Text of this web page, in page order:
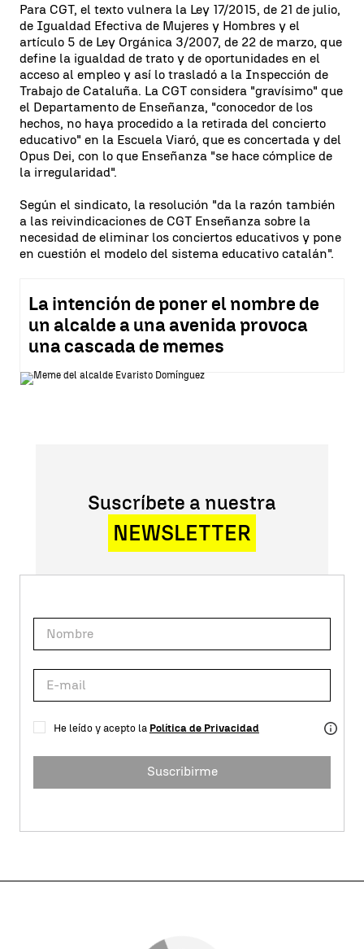
Para CGT, el texto vulnera la Ley 17/2015, de 21 de julio,
de Igualdad Efectiva de Mujeres y Hombres y el
artículo 5 de Ley Orgánica 3/2007, de 22 de marzo, que
define la igualdad de trato y de oportunidades en el
acceso al empleo y así lo trasladó a la Inspección de
Trabajo de Cataluña. La CGT considera "gravísimo" que
el Departamento de Enseñanza, "conocedor de los
hechos, no haya procedido a la retirada del concierto
educativo" en la Escuela Viaró, que es concertada y del
Opus Dei, con lo que Enseñanza "se hace cómplice de
la irregularidad".
Según el sindicato, la resolución "da la razón también
a las reivindicaciones de CGT Enseñanza sobre la
necesidad de eliminar los conciertos educativos y pone
en cuestión el modelo del sistema educativo catalán".
La intención de poner el nombre de
un alcalde a una avenida provoca
una cascada de memes
Suscríbete a nuestra
NEWSLETTER
He leído y acepto la Política de Privacidad
Suscribirme